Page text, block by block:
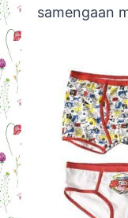
samengaan